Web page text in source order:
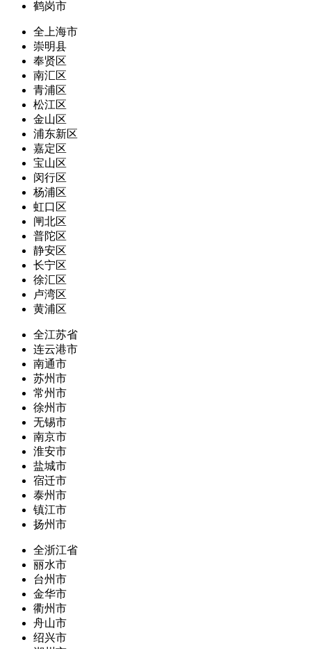
鹤岗市
全上海市
崇明县
奉贤区
南汇区
青浦区
松江区
金山区
浦东新区
嘉定区
宝山区
闵行区
杨浦区
虹口区
闸北区
普陀区
静安区
长宁区
徐汇区
卢湾区
黄浦区
全江苏省
连云港市
南通市
苏州市
常州市
徐州市
无锡市
南京市
淮安市
盐城市
宿迁市
泰州市
镇江市
扬州市
全浙江省
丽水市
台州市
金华市
衢州市
舟山市
绍兴市